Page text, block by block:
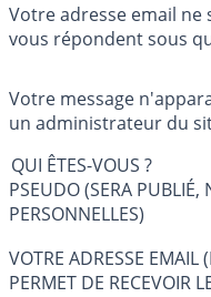
Votre adresse email ne
vous répondent sous
Votre message
un administrateur du
QUI ÊTES-VOUS ?
PSEUDO (SERA
PERSONNELLES)
VOTRE ADRESSE EMAIL
PERMET DE RECEVOIR